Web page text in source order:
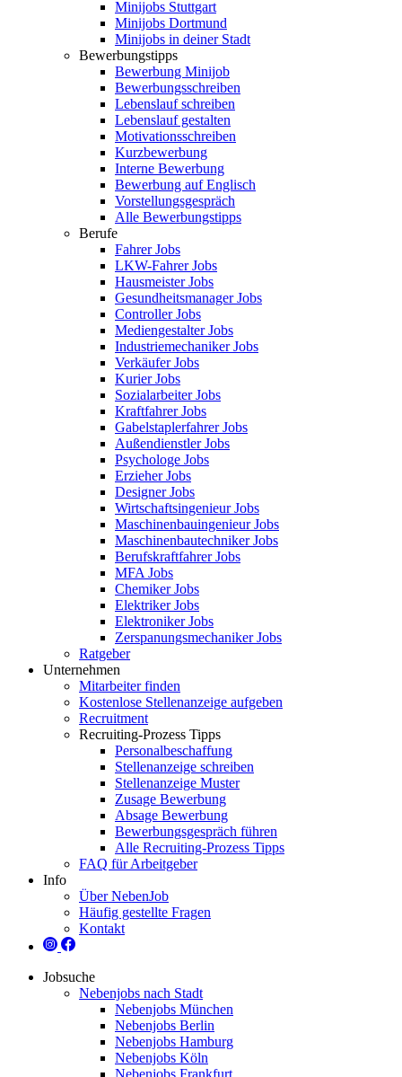
Minijobs Stuttgart
Minijobs Dortmund
Minijobs in deiner Stadt
Bewerbungstipps
Bewerbung Minijob
Bewerbungsschreiben
Lebenslauf schreiben
Lebenslauf gestalten
Motivationsschreiben
Kurzbewerbung
Interne Bewerbung
Bewerbung auf Englisch
Vorstellungsgespräch
Alle Bewerbungstipps
Berufe
Fahrer Jobs
LKW-Fahrer Jobs
Hausmeister Jobs
Gesundheitsmanager Jobs
Controller Jobs
Mediengestalter Jobs
Industriemechaniker Jobs
Verkäufer Jobs
Kurier Jobs
Sozialarbeiter Jobs
Kraftfahrer Jobs
Gabelstaplerfahrer Jobs
Außendienstler Jobs
Psychologe Jobs
Erzieher Jobs
Designer Jobs
Wirtschaftsingenieur Jobs
Maschinenbauingenieur Jobs
Maschinenbautechniker Jobs
Berufskraftfahrer Jobs
MFA Jobs
Chemiker Jobs
Elektriker Jobs
Elektroniker Jobs
Zerspanungsmechaniker Jobs
Ratgeber
Unternehmen
Mitarbeiter finden
Kostenlose Stellenanzeige aufgeben
Recruitment
Recruiting-Prozess Tipps
Personalbeschaffung
Stellenanzeige schreiben
Stellenanzeige Muster
Zusage Bewerbung
Absage Bewerbung
Bewerbungsgespräch führen
Alle Recruiting-Prozess Tipps
FAQ für Arbeitgeber
Info
Über NebenJob
Häufig gestellte Fragen
Kontakt
Jobsuche
Nebenjobs nach Stadt
Nebenjobs München
Nebenjobs Berlin
Nebenjobs Hamburg
Nebenjobs Köln
Nebenjobs Frankfurt